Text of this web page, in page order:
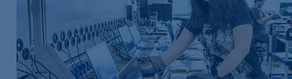
etracker GmbH
Es erlaubt eTracker Cookies zu setzen.
Laufzeit:
480 Tage
Analytics